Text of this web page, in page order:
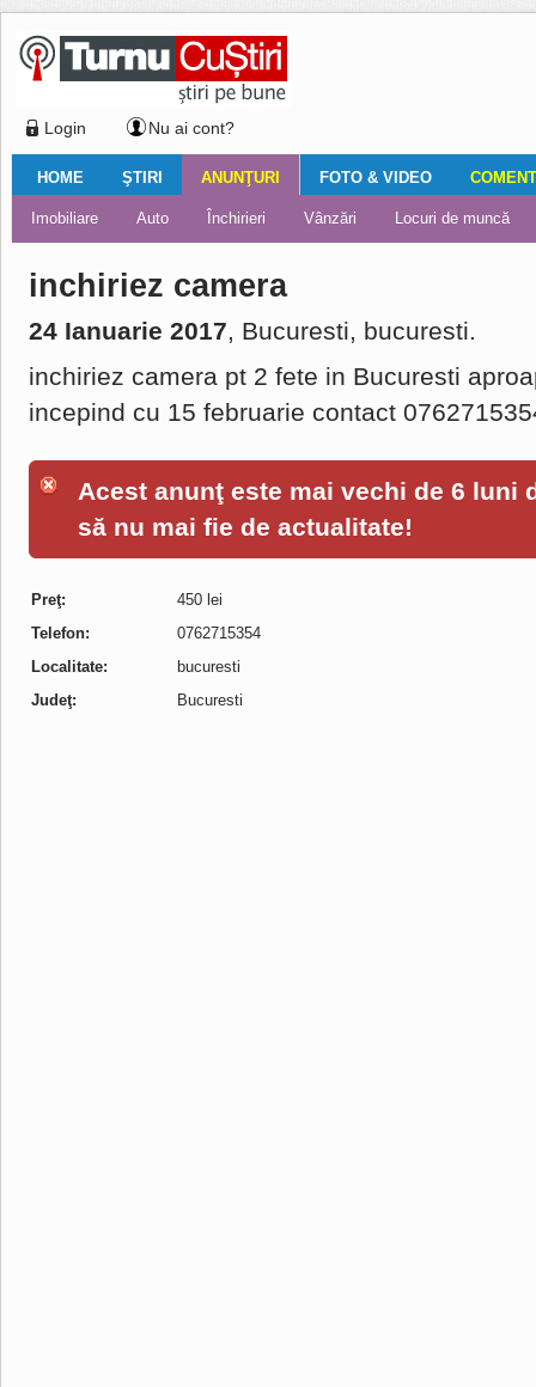
Login Nu ai cont?
HOME
Ştiri locale Turnaţi aici! Nemulţumirile localnicilor
ŞTIRI
Ştiri locale Ştiri din ţară Financiar Editorial
ANUNŢURI
Imobiliare Auto Închirieri Vânzări Locuri de muncă
FOTO & VIDEO
Galerii Foto Galerii video
Comentariul zilei
inchiriez camera
24 Ianuarie 2017, Bucuresti, bucuresti.
inchiriez camera pt 2 fete in Bucuresti
incepind cu 15 februarie contact
Acest anunţ este mai vechi de 6 luni
să nu mai fie de actualitate!
Preţ:
450 lei
Telefon:
0762715354
Localitate:
bucuresti
Judeţ:
Bucuresti